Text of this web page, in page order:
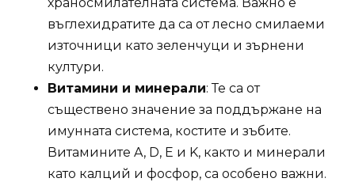
въглехидратите да са от лесно смилаеми
източници като зеленчуци и зърнени
култури.
Витамини и минерали: Те са от
съществено значение за поддържане на
имунната система, костите и зъбите.
Витамините A, D, E и K, както и минерали
като калций и фосфор, са особено важни.